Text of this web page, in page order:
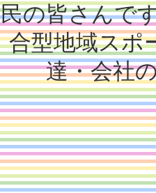
民の皆さんで
合型地域スポ
達・会社